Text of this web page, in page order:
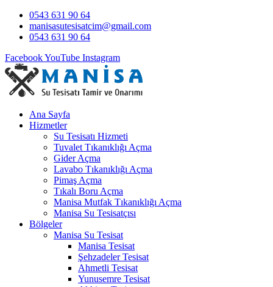
0543 631 90 64
manisasutesisatcim@gmail.com
0543 631 90 64
FacebookYouTube Instagram
Ana Sayfa
Hizmetler
Su Tesisatı Hizmeti
Tuvalet Tıkanıklığı Açma
Gider Açma
Lavabo Tıkanıklığı Açma
Pimaş Açma
Tıkalı Boru Açma
Manisa Mutfak Tıkanıklığı Açma
Manisa Su Tesisatçısı
Bölgeler
Manisa Su Tesisat
Manisa Tesisat
Şehzadeler Tesisat
Ahmetli Tesisat
Yunusemre Tesisat